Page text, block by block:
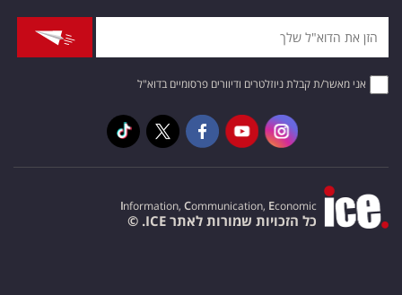
אני מאשר/ת קבלת ניוזלטרים ודיוורים פרסומיים בדוא"ל
Information, Communication, Economic
כל הזכויות שמורות לאתר ICE. ©